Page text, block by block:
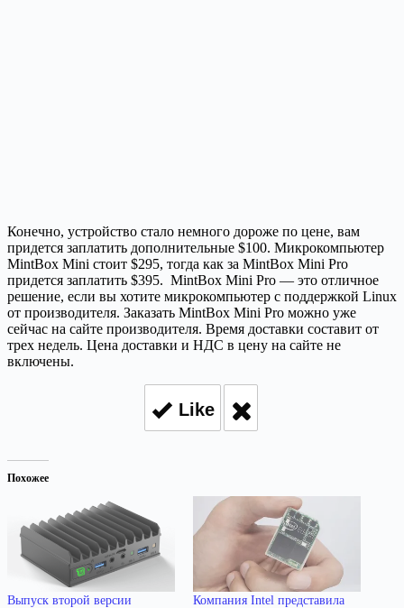
Конечно, устройство стало немного дороже по цене, вам
придется заплатить дополнительные $100. Микрокомпьютер
MintBox Mini стоит $295, тогда как за MintBox Mini Pro
придется заплатить $395. MintBox Mini Pro — это отличное
решение, если вы хотите микрокомпьютер с поддержкой Linux
от производителя. Заказать MintBox Mini Pro можно уже
сейчас на сайте производителя. Время доставки составит от
трех недель. Цена доставки и НДС в цену на сайте не
включены.
Like
Похожее
Выпуск второй версии
Компания Intel представила